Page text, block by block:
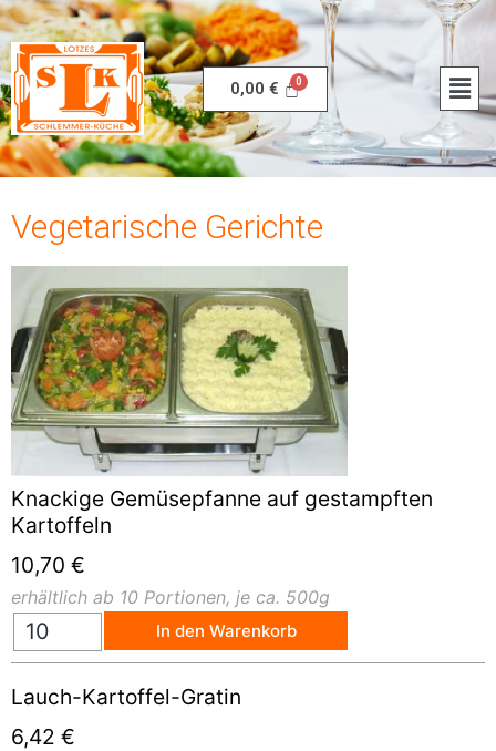
0,00 €
Vegetarische Gerichte
Knackige Gemüsepfanne auf gestampften
Kartoffeln
10,70 €
erhältlich ab 10 Portionen, je ca. 500g
In den Warenkorb
Lauch-Kartoffel-Gratin
6,42 €